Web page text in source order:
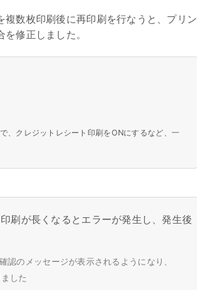
数枚印刷後に再印刷を行なうと、プリン
修正しました。
、クレジットレシート印刷をONにするなど、一
刷が長くなるとエラーが発生し、発生後
認のメッセージが表示されるようになり、
した